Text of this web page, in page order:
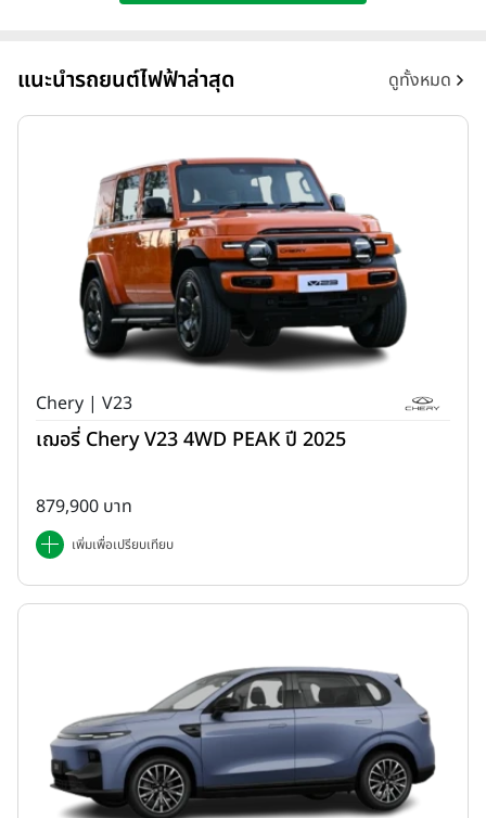
แนะนำรถยนต์ไฟฟ้าล่าสุด ดูทั้งหมด
Chery | V23
เฌอรี่ Chery V23 4WD PEAK ปี 2025
879,900 บาท
เพิ่มเพื่อเปรียบเทียบ